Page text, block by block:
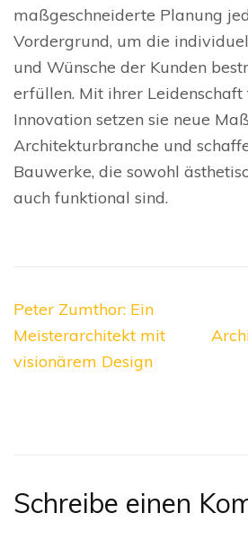
maßgeschneiderte Planung
Vordergrund, um die
und Wünsche der Kunden
erfüllen. Mit ihrer Leidenschaft
Innovation setzen sie neue
Architekturbranche und
Bauwerke, die sowohl
auch funktional sind.
Beitragsnavigation
Peter Zumthor: Ein
Meisterarchitekt mit
visionärem Design
Schreibe einen